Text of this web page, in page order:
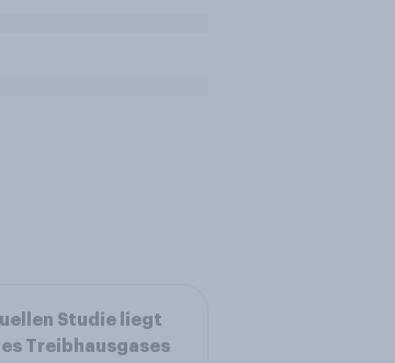
Studie liegt
Treibhausgases